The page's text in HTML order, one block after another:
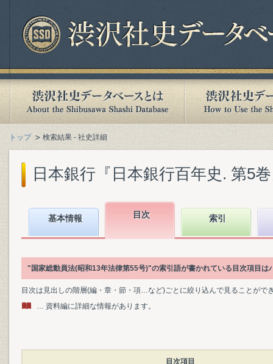
トップ 検索結果 - 社史詳細
日本銀行『日本銀行百年史. 第5
基本情報 目次 索引
"国家総動員法(昭和13年法律第55号)"の索引語が書かれている目次項目は
目次は見出しの階層(編・章・節・項…など)ごとに絞り込んで見ることがで
… 資料編に詳細な情報があります。
目次項目